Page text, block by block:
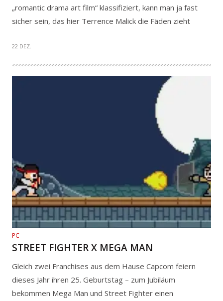
„romantic drama art film“ klassifiziert, kann man ja fast
sicher sein, das hier Terrence Malick die Fäden zieht
22 DEZ.
PC
STREET FIGHTER X MEGA MAN
Gleich zwei Franchises aus dem Hause Capcom feiern
dieses Jahr ihren 25. Geburtstag – zum Jubiläum
bekommen Mega Man und Street Fighter einen